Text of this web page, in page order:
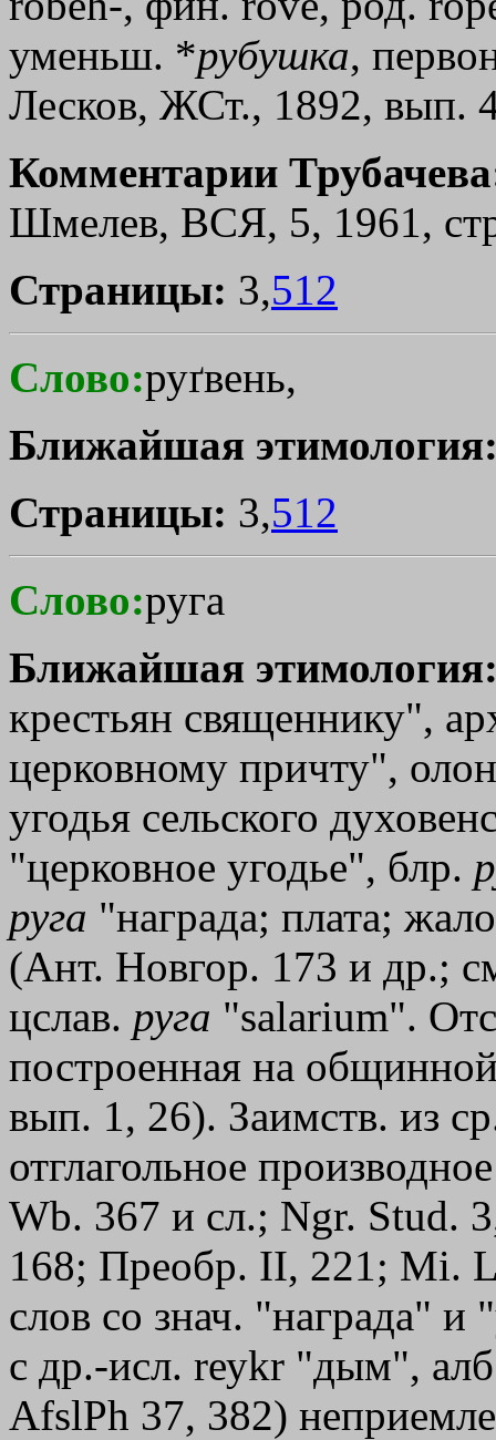
уменьш. *рубушка,
Лесков, ЖСт., 1892, вып.
Комментарии
Шмелев, ВСЯ, 5, 1961,
Страницы: 3,512
Слово:руґвень,
Ближайшая
Страницы: 3,512
Слово:руга
Ближайшая
крестьян священнику",
церковному причту",
угодья сельского
"церковное угодье", блр.
руга "награда; плата;
(Ант. Новгор. 173 и др.;
цслав. руга "salarium".
построенная на
вып. 1, 26). Заимств. из
отглагольное
Wb. 367 и сл.; Ngr. Stud.
168; Преобр. II, 221; Мi.
слов со знач. "награда" и
с др.-исл. rеуkr "дым",
AfslPh 37, 382)